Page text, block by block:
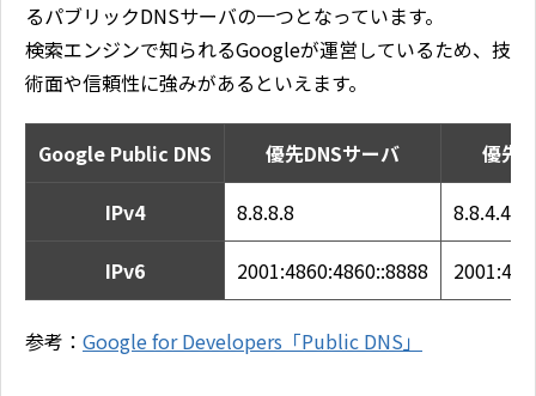
るパブリックDNSサーバの一つとなっています。
検索エンジンで知られるGoogleが運営しているため、技
術面や信頼性に強みがあるといえます。
Google Public DNS 優先DNSサーバ 優先
IPv4 8.8.8.8 8.8.4.4
IPv6 2001:4860:4860::8888
参考： Google for Developers「Public DNS」